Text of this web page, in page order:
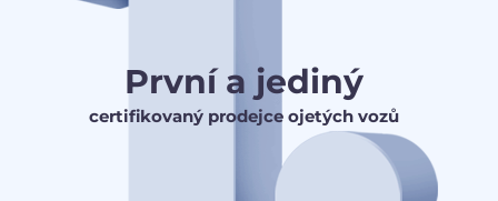
První a jediný
certifikovaný prodejce ojetých vozů